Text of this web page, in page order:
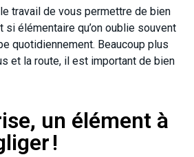
travail de vous permettre de bien
si élémentaire qu’on oublie souvent
quotidiennement. Beaucoup plus
et la route, il est important de bien
un élément à
!